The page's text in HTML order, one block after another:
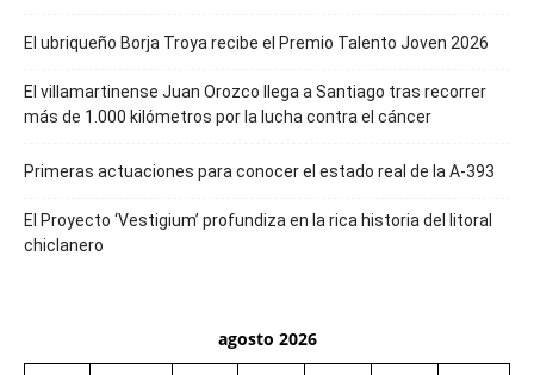
El ubriqueño Borja Troya recibe el Premio Talento Joven 2026
El villamartinense Juan Orozco llega a Santiago tras recorrer
más de 1.000 kilómetros por la lucha contra el cáncer
Primeras actuaciones para conocer el estado real de la A-393
El Proyecto ‘Vestigium’ profundiza en la rica historia del litoral
chiclanero
agosto 2026